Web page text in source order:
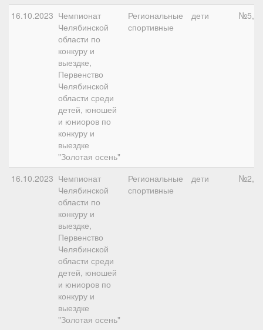
16.10.2023 Чемпионат
Челябинской
области по
конкуру и
выездке,
Первенство
Челябинской
области среди
детей, юношей
и юниоров по
конкуру и
выездке
"Золотая осень"
Региональные
спортивные
дети №5,
16.10.2023 Чемпионат
Челябинской
области по
конкуру и
выездке,
Первенство
Челябинской
области среди
детей, юношей
и юниоров по
конкуру и
выездке
"Золотая осень"
Региональные
спортивные
дети №2,